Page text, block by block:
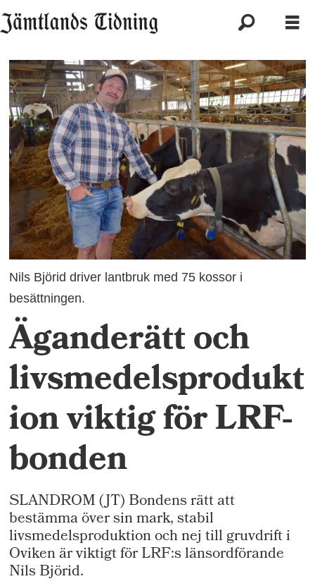
Nils Björid driver lantbruk med 75 kossor i
besättningen.
Äganderätt och
livsmedelsprodukt
ion viktig för LRF-
bonden
SLANDROM (JT) Bondens rätt att
bestämma över sin mark, stabil
livsmedelsproduktion och nej till gruvdrift i
Oviken är viktigt för LRF:s länsordförande
Nils Björid.